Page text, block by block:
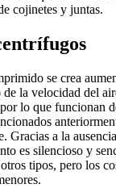
cojinetes y juntas.
se crea
la velocidad del
lo que funcionan
Gracias a la
es silencioso y
tipos, pero los